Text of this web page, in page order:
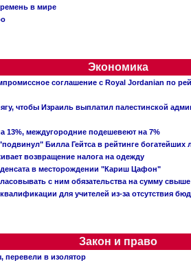
в мире
Экономика
соглашение с Royal Jordanian по
чтобы Израиль выплатил палестинской
13%, междугородние подешевеют на 7%
Билла Гейтса в рейтинге богатейших
возвращение налога на одежду
в месторождении "Кариш Цафон"
с ним обязательства на сумму
для учителей из-за отсутствия
Закон и право
перевели в изолятор